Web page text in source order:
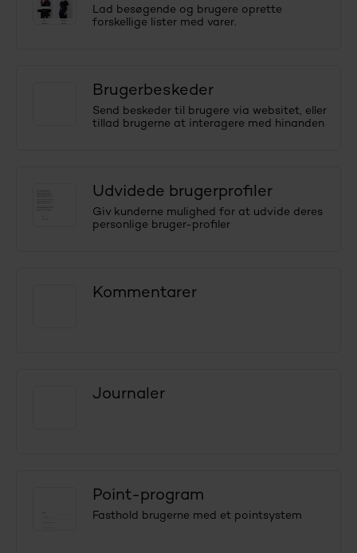
Lad besøgende og brugere oprette
forskellige lister med varer.
Brugerbeskeder
Send beskeder til brugere via websitet, eller
tillad brugerne at interagere med hinanden
Udvidede brugerprofiler
Giv kunderne mulighed for at udvide deres
personlige bruger-profiler
Kommentarer
Journaler
Point-program
Fasthold brugerne med et pointsystem